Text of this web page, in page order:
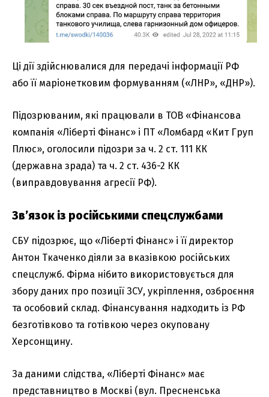
Ці дії здійснювалися для передачі інформації РФ
або її маріонетковим формуванням («ЛНР», «ДНР»).
Підозрюваним, які працювали в ТОВ «Фінансова
компанія «Ліберті Фінанс» і ПТ «Ломбард «Кит Груп
Плюс», оголосили підозри за ч. 2 ст. 111 КК
(державна зрада) та ч. 2 ст. 436-2 КК
(виправдовування агресії РФ).
Зв’язок із російськими спецслужбами
СБУ підозрює, що «Ліберті Фінанс» і її директор
Антон Ткаченко діяли за вказівкою російських
спецслужб. Фірма нібито використовується для
збору даних про позиції ЗСУ, укріплення, озброєння
та особовий склад. Фінансування надходить із РФ
безготівково та готівкою через окуповану
Херсонщину.
За даними слідства, «Ліберті Фінанс» має
представництво в Москві (вул. Пресненська